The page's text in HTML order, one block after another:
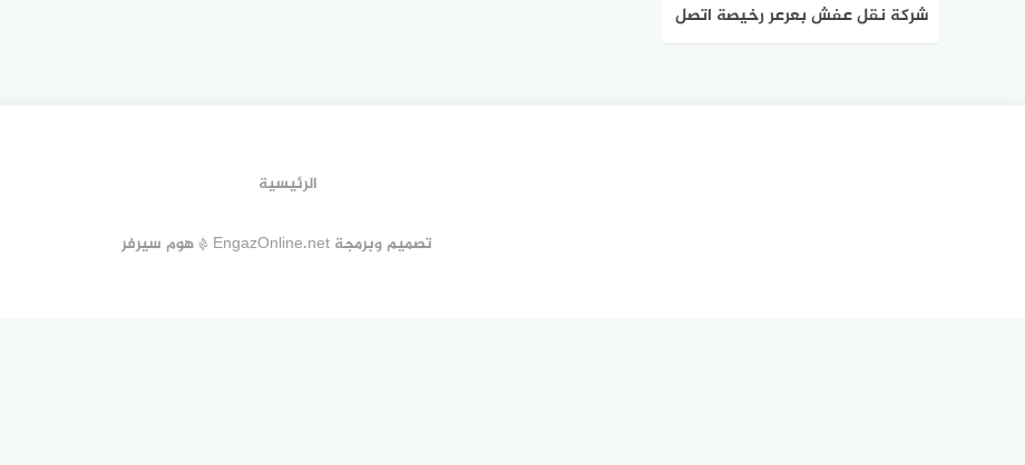
شركة نقل عفش بعرعر رخيصة اتصل
الرئيسية
تصميم وبرمجة EngazOnline.net * هوم سيرفر